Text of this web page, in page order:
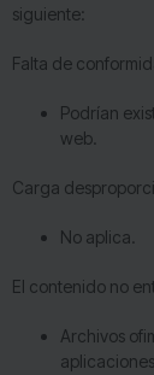
siguiente:
Falta de
Podrían
web.
Carga
No aplica.
El contenido no
Archivos